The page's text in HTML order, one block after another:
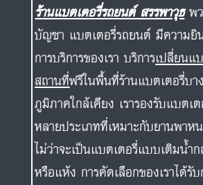
ร้านแบตเตอรี่รถยนต์ สรรพาวุธพว
บัญชา แบตเตอรี่รถยนต์ มีความยิ
การบริการของเรา บริการเปลี่ยนแ
สถานที่ฟรีในพื้นที่ร้านแบตเตอรี่บา
ภูมิภาคใกล้เคียง เรารองรับแบตเ
หลายประเภทที่เหมาะกับยานพาห
ไม่ว่าจะเป็นแบตเตอรี่แบบเติมน้ำ
หรือแห้ง การคัดเลือกของเราได้รั